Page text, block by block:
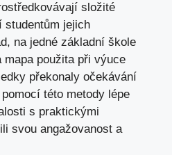
složité
studentům jejich
na jedné základní škole
použita při výuce
překonaly očekávání
této metody lépe
s praktickými
svou angažovanost a